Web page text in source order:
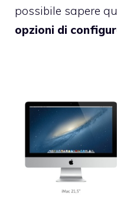
possibile sapere
opzioni di